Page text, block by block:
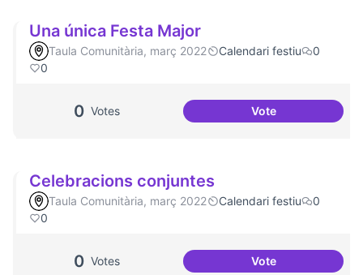
Una única Festa Major
Taula Comunitària, març 2022 Calendari festiu
0
0
0 Votes VoteUna única Festa
Celebracions conjuntes
Taula Comunitària, març 2022 Calendari festiu
0
0
0 Votes VoteCelebracions